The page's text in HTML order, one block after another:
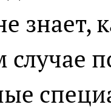
знает,
случае